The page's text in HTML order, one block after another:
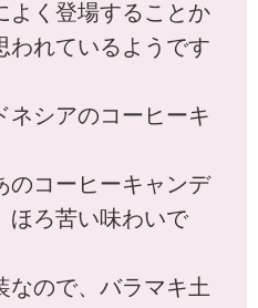
よく登場することか
われているようです
ネシアのコーヒーキ
のコーヒーキャンデ
ほろ苦い味わいで
なので、バラマキ土